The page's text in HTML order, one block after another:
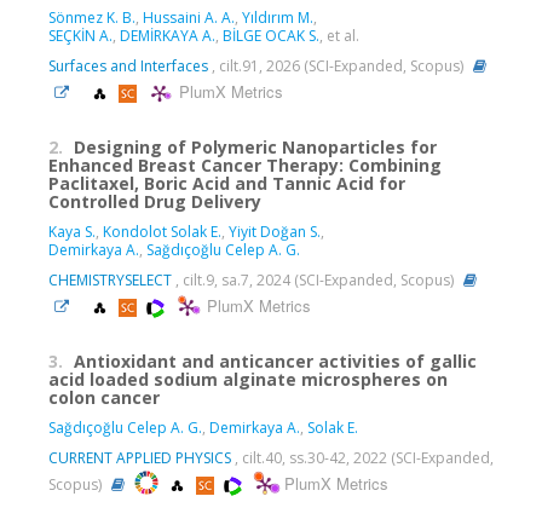
Sönmez K. B., Hussaini A. A., Yıldırım M.,
SEÇKİN A., DEMİRKAYA A., BİLGE OCAK S., et al.
Surfaces and Interfaces , cilt.91, 2026 (SCI-Expanded, Scopus)
PlumX Metrics
2. Designing of Polymeric Nanoparticles for
Enhanced Breast Cancer Therapy: Combining
Paclitaxel, Boric Acid and Tannic Acid for
Controlled Drug Delivery
Kaya S., Kondolot Solak E., Yiyit Doğan S.,
Demirkaya A., Sağdıçoğlu Celep A. G.
CHEMISTRYSELECT , cilt.9, sa.7, 2024 (SCI-Expanded, Scopus)
PlumX Metrics
3. Antioxidant and anticancer activities of gallic
acid loaded sodium alginate microspheres on
colon cancer
Sağdıçoğlu Celep A. G., Demirkaya A., Solak E.
CURRENT APPLIED PHYSICS , cilt.40, ss.30-42, 2022 (SCI-Expanded,
Scopus)
PlumX Metrics